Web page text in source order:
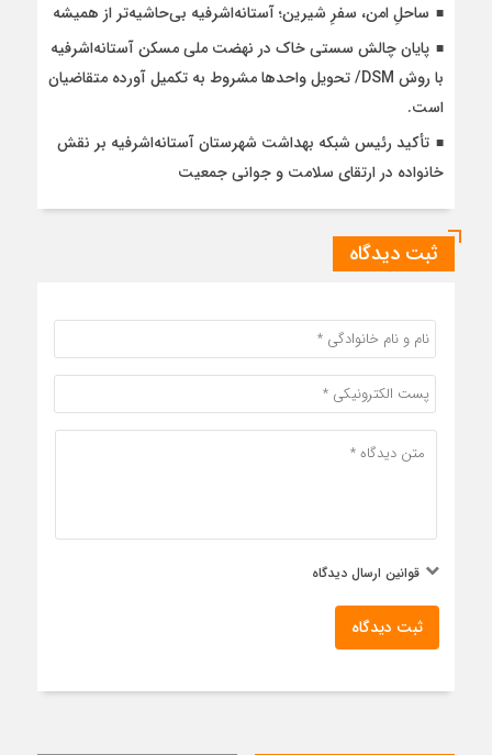
ساحلِ امن، سفرِ شیرین؛ آستانه‌اشرفیه بی‌حاشیه‌تر از همیشه
پایان چالش سستی خاک در نهضت ملی مسکن آستانه‌اشرفیه
با روش DSM/ تحویل واحدها مشروط به تکمیل آورده متقاضیان
است.
تأکید رئیس شبکه بهداشت شهرستان آستانه‌اشرفیه بر نقش
خانواده در ارتقای سلامت و جوانی جمعیت
ثبت دیدگاه
قوانین ارسال دیدگاه
ثبت دیدگاه